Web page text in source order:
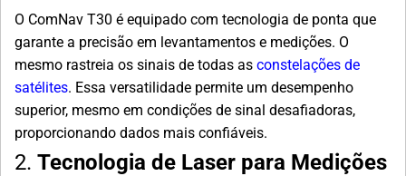
O ComNav T30 é equipado com tecnologia de ponta que
garante a precisão em levantamentos e medições. O
mesmo rastreia os sinais de todas as constelações de
satélites. Essa versatilidade permite um desempenho
superior, mesmo em condições de sinal desafiadoras,
proporcionando dados mais confiáveis.
2. Tecnologia de Laser para Medições